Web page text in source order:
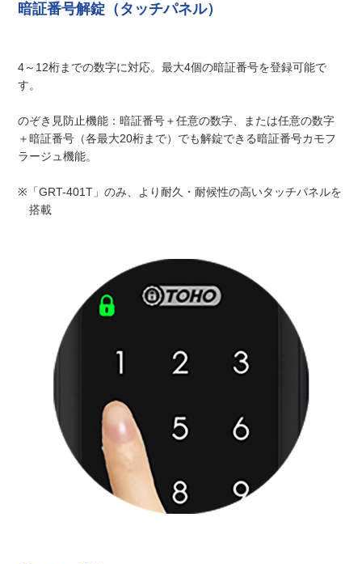
暗証番号解錠（タッチパネル）
4～12桁までの数字に対応。最大4個の暗証番号を登録可能で
す。
のぞき⾒防⽌機能：暗証番号＋任意の数字、または任意の数字
＋暗証番号（各最大20桁まで）でも解錠できる暗証番号カモフ
ラージュ機能。
※「GRT-401T」のみ、より耐久・耐候性の高いタッチパネルを
搭載